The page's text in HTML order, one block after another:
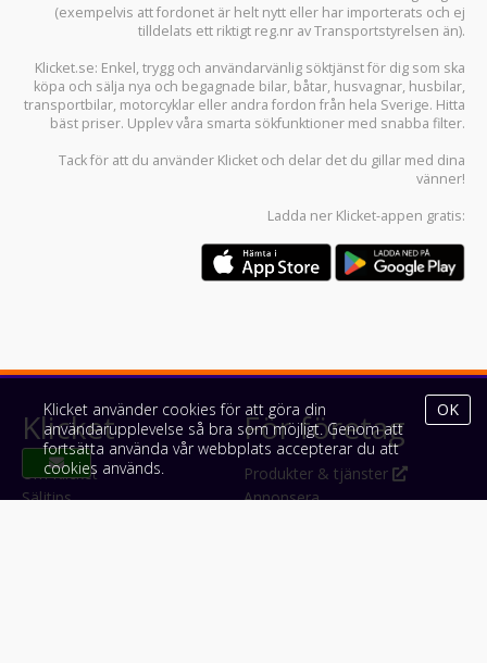
(exempelvis att fordonet är helt nytt eller har importerats och ej
tilldelats ett riktigt reg.nr av Transportstyrelsen än).
Klicket.se: Enkel, trygg och användarvänlig söktjänst för dig som ska
köpa och sälja nya och begagnade bilar, båtar, husvagnar, husbilar,
transportbilar, motorcyklar eller andra fordon från hela Sverige. Hitta
bäst priser. Upplev våra smarta sökfunktioner med snabba filter.
Tack för att du använder Klicket och delar det du gillar med dina
vänner!
Ladda ner Klicket-appen gratis:
Klicket
Om Klicket
Säljtips
För företag
Produkter & tjänster
Annonsera
Klicket använder cookies för att göra din
användarupplevelse så bra som möjligt. Genom att
fortsätta använda vår webbplats accepterar du att
cookies används.
OK